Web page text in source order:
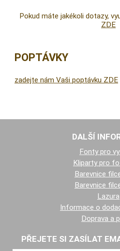
Pokud máte jakékoli dotazy,
ZDE
POPTÁVKY
zadejte nám Vaši poptávku ZDE
DALŠÍ
Fonty pro
Kliparty pro
Barevnice
Barevnice
Lazura
Informace o
Doprava a
PŘEJETE SI ZASÍLAT